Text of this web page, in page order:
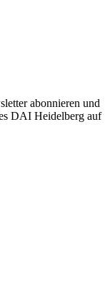
abonnieren und
DAI Heidelberg auf